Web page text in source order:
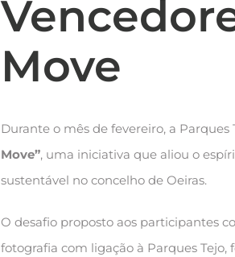
Move
Durante o mês de fevereiro, a
Move”, uma iniciativa que aliou o
sustentável no concelho de Oeiras.
O desafio proposto aos participantes
fotografia com ligação à Parques Tejo,